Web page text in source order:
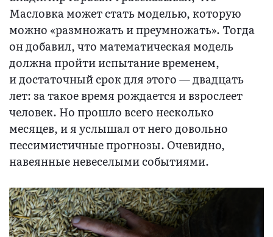
Масловка может стать моделью, которую
можно «размножать и преумножать». Тогда
он добавил, что математическая модель
должна пройти испытание временем,
и достаточный срок для этого — двадцать
лет: за такое время рождается и взрослеет
человек. Но прошло всего несколько
месяцев, и я услышал от него довольно
пессимистичные прогнозы. Очевидно,
навеянные невеселыми событиями.